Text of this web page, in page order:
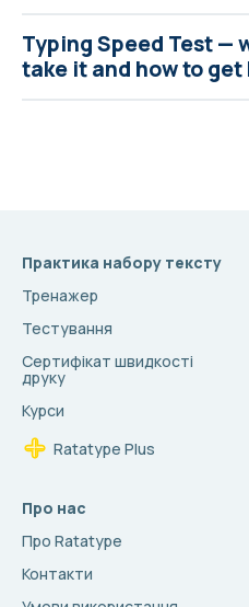
Typing Speed Test —
take it and how to
Практика набору тексту
Тренажер
Тестування
Сертифікат швидкості
друку
Курси
Ratatype Plus
Про нас
Про Ratatype
Контакти